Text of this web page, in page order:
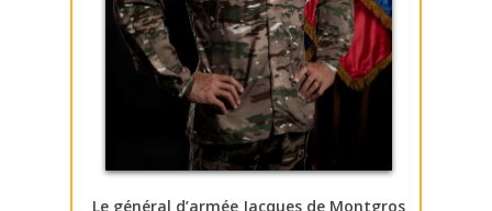
Le général d’armée Jacques de Montgros